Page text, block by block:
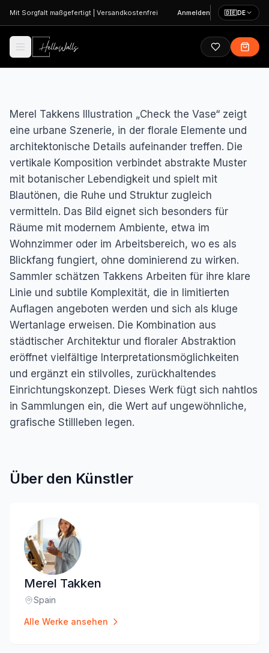
Zum Hauptinhalt springen
Mit Sorgfalt maßgefertigt Versandkostenfrei Anmelden 🇩🇪DE
Merel Takkens Illustration „Check the Vase“ zeigt
eine urbane Szenerie, in der florale Elemente und
architektonische Details aufeinander treffen. Die
vertikale Komposition verbindet abstrakte Muster
mit botanischer Lebendigkeit und spielt mit
Blautönen, die Ruhe und Struktur zugleich
vermitteln. Das Bild eignet sich besonders für
Räume mit modernem Ambiente, etwa im
Wohnzimmer oder im Arbeitsbereich, wo es als
Blickfang fungiert, ohne dominierend zu wirken.
Sammler schätzen Takkens Arbeiten für ihre klare
Linie und subtile Komplexität, die in limitierten
Auflagen angeboten werden und sich als kluge
Wertanlage erweisen. Die Kombination aus
städtischer Architektur und floraler Abstraktion
eröffnet vielfältige Interpretationsmöglichkeiten
und ergänzt ein stilvolles, zurückhaltendes
Einrichtungskonzept. Dieses Werk fügt sich nahtlos
in Sammlungen ein, die Wert auf ungewöhnliche,
grafische Stillleben legen.
Über den Künstler
Merel Takken
Standort
Spain
Alle Werke ansehen